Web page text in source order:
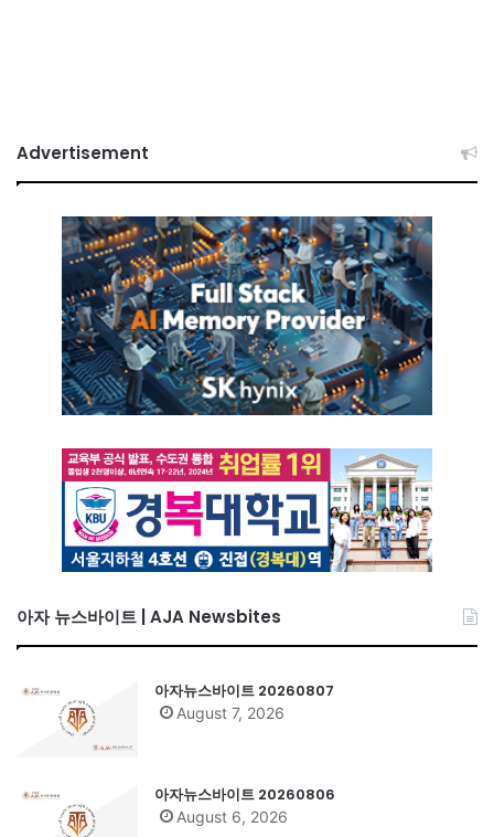
Advertisement
아자 뉴스바이트 | AJA Newsbites
아자뉴스바이트 20260807
August 7, 2026
아자뉴스바이트 20260806
August 6, 2026